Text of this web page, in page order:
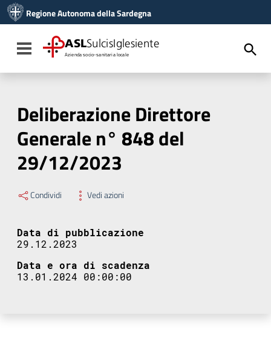
Vai al menu di navigazione
Vai al footer
Regione Autonoma della Sardegna
Toggle navigation
ASLSulcisIglesiente
Azienda socio-sanitaria locale
Deliberazione Direttore
Generale n° 848 del
29/12/2023
Condividi Vedi azioni
Data di pubblicazione
29.12.2023
Data e ora di scadenza
13.01.2024 00:00:00